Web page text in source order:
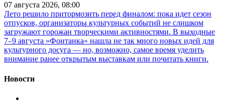
07 августа 2026, 08:00
Лето решило притормозить перед финалом: пока идет сезон
отпусков, организаторы культурных событий не слишком
загружают горожан творческими активностями. В выходные
7–9 августа «Фонтанка» нашла не так много новых идей для
культурного досуга — но, возможно, самое время уделить
внимание ранее открытым выставкам или почитать книги.
Новости